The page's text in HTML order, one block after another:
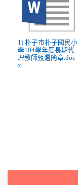
1) 朴子市朴子國民小
學104學年度長期代
理教師甄選簡章.doc
x
:::